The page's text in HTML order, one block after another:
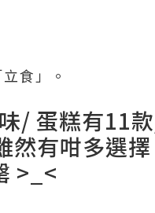
食」。
/ 蛋糕有11
然有咁多選擇
>_<